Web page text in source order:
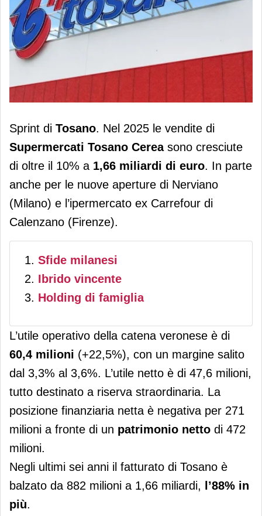
Tosano, vendite a 1,66 miliardi (+10%).
L'11 giugno inaugurazione di Cesano,
nel Milanese
Sprint di Tosano. Nel 2025 le vendite di
Supermercati Tosano Cereasono cresciute
di oltre il 10% a 1,66 miliardi di euro. In parte
anche per le nuove aperture di Nerviano
(Milano) e l’ipermercato ex Carrefour di
Calenzano (Firenze).
Sfide milanesi
Ibrido vincente
Holding di famiglia
L’utile operativo della catena veronese è di
60,4 milioni (+22,5%), con un margine salito
dal 3,3% al 3,6%. L’utile netto è di 47,6 milioni,
tutto destinato a riserva straordinaria. La
posizione finanziaria netta è negativa per 271
milioni a fronte di un patrimonio netto di 472
milioni.
Negli ultimi sei anni il fatturato di Tosano è
balzato da 882 milioni a 1,66 miliardi,
l’88% in
più.